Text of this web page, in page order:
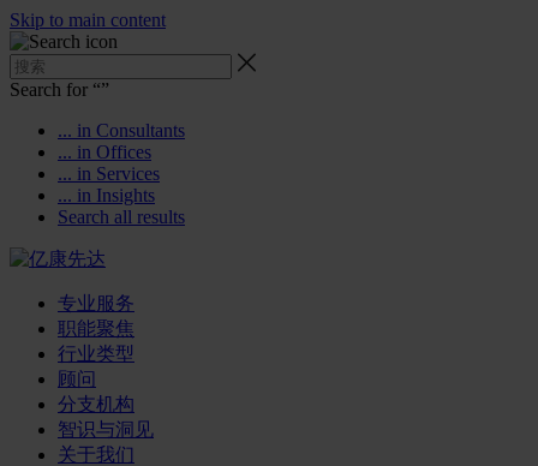
Skip to main content
Search for “”
... in Consultants
... in Offices
... in Services
... in Insights
Search all results
专业服务
职能聚焦
行业类型
顾问
分支机构
智识与洞见
关于我们